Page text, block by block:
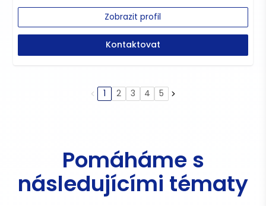
Zobrazit profil
Kontaktovat
1 2 3 4 5
Pomáháme s
následujícími tématy